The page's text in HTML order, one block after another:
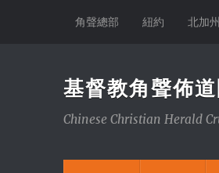
角聲總部 紐約 北加州
基督教角聲佈
Chinese Christian Herald